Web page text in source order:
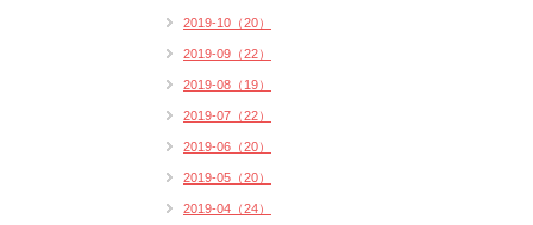
2019-10（20）
2019-09（22）
2019-08（19）
2019-07（22）
2019-06（20）
2019-05（20）
2019-04（24）